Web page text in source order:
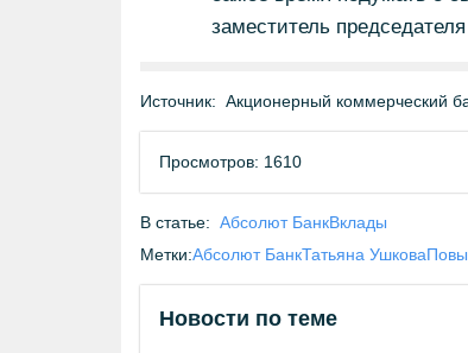
заместитель
Источник: Акционерный коммерческий
Просмотров: 1610
В статье: Абсолют БанкВклады
Метки:Абсолют БанкТатьяна Ушкова
Новости по теме